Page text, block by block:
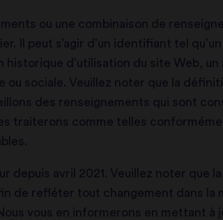
ou une combinaison de
peut s’agir d’un identifiant tel
d’utilisation du site Web,
sociale. Veuillez noter que la
des renseignements qui sont
traiterons comme telles
depuis avril 2021. Veuillez noter que
de refléter tout changement dans la
vous en informerons en mettant à